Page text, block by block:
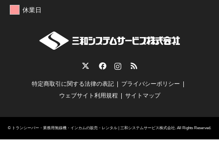
休業日
RSS
特定商取引に関する法律の表記
プライバシーポリシー
ウェブサイト利用規程
サイトマップ
© トランシーバー・業務用無線機・インカムの販売・レンタル | 三和システムサービス株式会社. All Rights Reserved.